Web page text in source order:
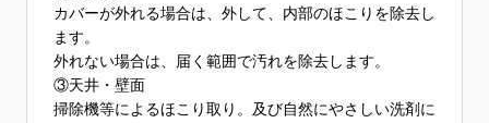
カバーが外れる場合は、外して、内部のほこりを除去し
ます。
外れない場合は、届く範囲で汚れを除去します。
③天井・壁面
掃除機等によるほこり取り。及び自然にやさしい洗剤に